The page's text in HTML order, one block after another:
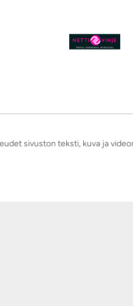
sivuston teksti, kuva ja